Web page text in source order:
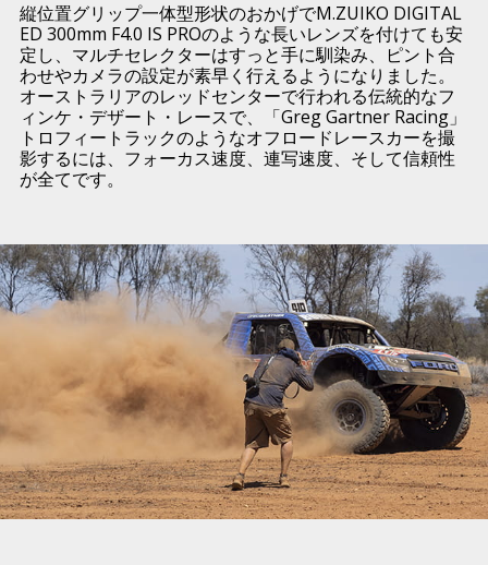
縦位置グリップ⼀体型形状のおかげでM.ZUIKO DIGITAL
ED 300mm F4.0 IS PROのような長いレンズを付けても安
定し、マルチセレクターはすっと手に馴染み、ピント合
わせやカメラの設定が素早く行えるようになりました。
オーストラリアのレッドセンターで行われる伝統的なフ
ィンケ・デザート・レースで、「Greg Gartner Racing」
トロフィートラックのようなオフロードレースカーを撮
影するには、フォーカス速度、連写速度、そして信頼性
が全てです。